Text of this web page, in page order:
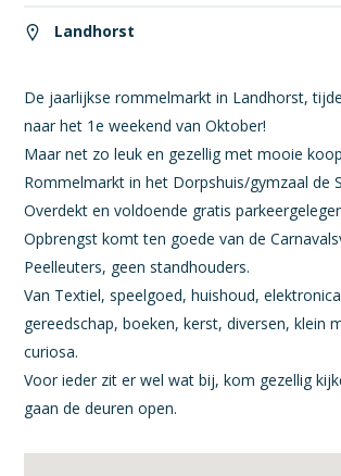
Landhorst
De jaarlijkse rommelmarkt in Landhorst,
naar het 1e weekend van Oktober!
Maar net zo leuk en gezellig met mooie
Rommelmarkt in het Dorpshuis/gymzaal de
Overdekt en voldoende gratis
Opbrengst komt ten goede van de
Peelleuters, geen standhouders.
Van Textiel, speelgoed, huishoud,
gereedschap, boeken, kerst, diversen, klein
curiosa.
Voor ieder zit er wel wat bij, kom gezellig
gaan de deuren open.